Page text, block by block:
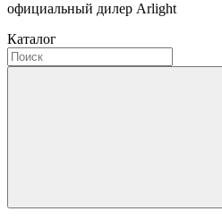
официальный дилер Arlight
Каталог